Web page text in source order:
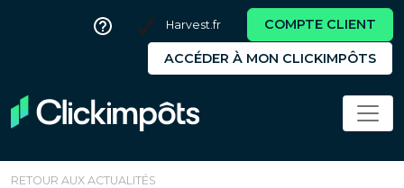
Harvest.fr COMPTE CLIENT
ACCÉDER À MON CLICKIMPÔTS
RETOUR AUX ACTUALITÉS